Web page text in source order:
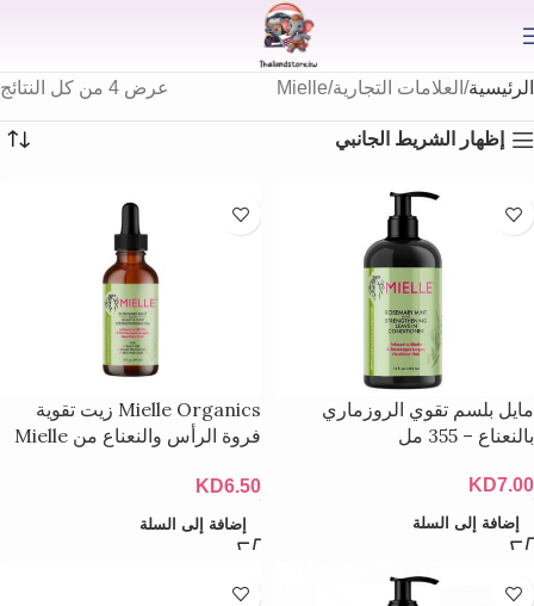
الرئيسية العلامات التجارية Mielle عرض ⁦4⁩ من كل النتائج
إظهار الشريط الجانبي
مايل بلسم تقوي الروزماري
بالنعناع – 355 مل
KD7.00
إضافة إلى السلة
Mielle Organics زيت تقوية
فروة الرأس والنعناع من Mielle
KD6.50
إضافة إلى السلة